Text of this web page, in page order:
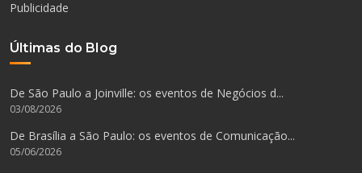
Publicidade
Últimas do Blog
De São Paulo a Joinville: os eventos de Negócios d...
03/08/2026
De Brasília a São Paulo: os eventos de Comunicação...
05/06/2026